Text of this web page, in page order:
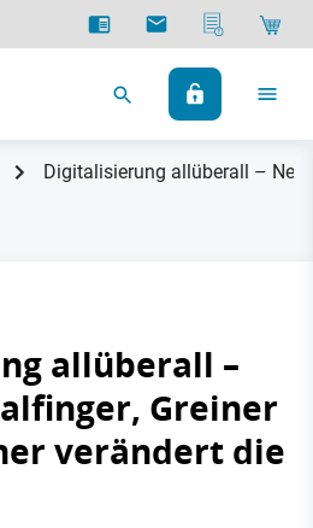
Digitalisierung allüberall –
allüberall –
Greiner
verändert die